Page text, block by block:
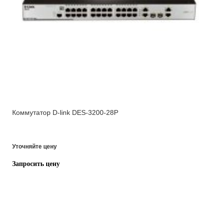
Коммутатор D-link DES-3200-28P
Уточняйте цену
Запросить цену